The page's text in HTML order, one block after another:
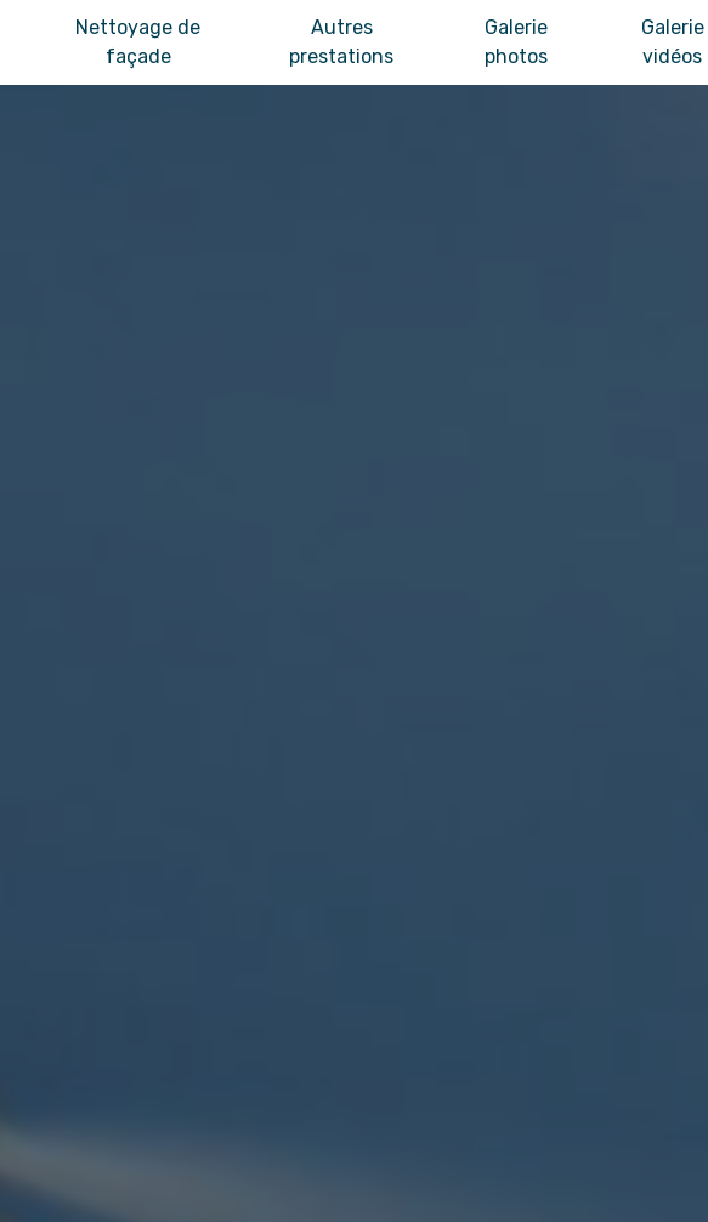
Nettoyage de
façade
Autres
prestations
Galerie
photos
Galerie
vidéos